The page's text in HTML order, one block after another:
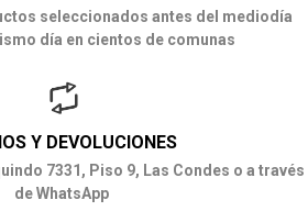
seleccionados antes del mediodía
día en cientos de comunas
Y DEVOLUCIONES
7331, Piso 9, Las Condes o a través
de WhatsApp